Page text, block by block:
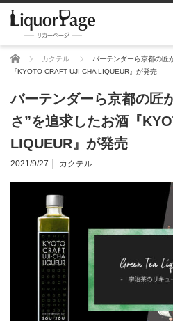
ホーム カクテル
バーテンダーら京都の匠
『KYOTO CRAFT UJI-CHA LIQUEUR』が発売
バーテンダーら京都の匠
さ”を追求したお酒『
LIQUEUR』が発売
2021/9/27 カクテル